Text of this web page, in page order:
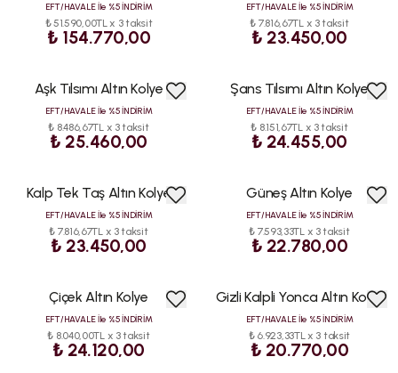
EFT/HAVALE İle %5 İNDİRİM
₺ 51.590,00TL x 3 taksit
₺ 154.770,00
EFT/HAVALE İle %5 İNDİRİM
₺ 7.816,67TL x 3 taksit
₺ 23.450,00
Aşk Tılsımı Altın Kolye
EFT/HAVALE İle %5 İNDİRİM
₺ 8.486,67TL x 3 taksit
₺ 25.460,00
Şans Tılsımı Altın Kolye
EFT/HAVALE İle %5 İNDİRİM
₺ 8.151,67TL x 3 taksit
₺ 24.455,00
Kalp Tek Taş Altın Kolye
EFT/HAVALE İle %5 İNDİRİM
₺ 7.816,67TL x 3 taksit
₺ 23.450,00
Güneş Altın Kolye
EFT/HAVALE İle %5 İNDİRİM
₺ 7.593,33TL x 3 taksit
₺ 22.780,00
Çiçek Altın Kolye
EFT/HAVALE İle %5 İNDİRİM
₺ 8.040,00TL x 3 taksit
₺ 24.120,00
Gizli Kalpli Yonca Altın Kolye
EFT/HAVALE İle %5 İNDİRİM
₺ 6.923,33TL x 3 taksit
₺ 20.770,00